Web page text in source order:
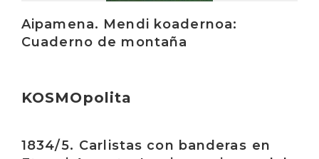
Aipamena. Mendi koadernoa:
Cuaderno de montaña
KOSMOpolita
1834/5. Carlistas con banderas en